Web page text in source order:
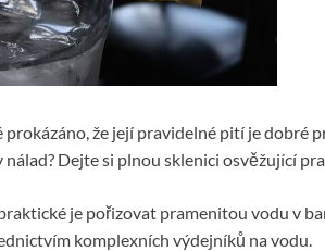
prokázáno, že její pravidelné pití je dobré
nálad? Dejte si plnou sklenici osvěžující
je pořizovat pramenitou vodu v
komplexních výdejníků na vodu.